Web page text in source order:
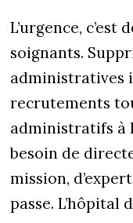
L’urgence, c’est
soignants.
administratives
recrutements
administratifs à
besoin de
mission,
passe. L’hôpital